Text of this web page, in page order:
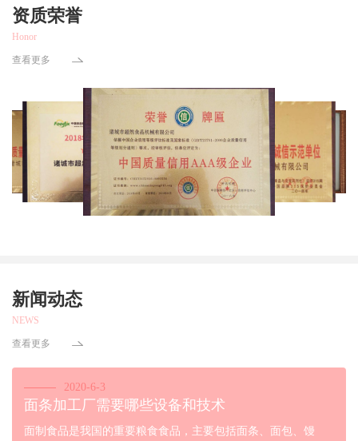
资质荣誉
Honor
查看更多
新闻动态
NEWS
查看更多
2020-6-3
面条加工厂需要哪些设备和技术
面制食品是我国的重要粮食食品，主要包括面条、面包、馒